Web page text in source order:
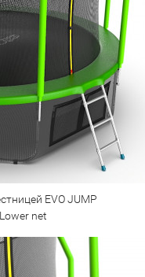
EVO JUMP
net